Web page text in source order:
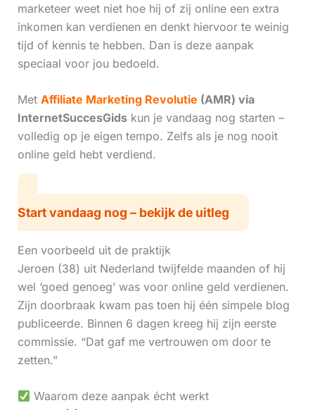
marketeer weet niet hoe hij of zij online een extra
inkomen kan verdienen en denkt hiervoor te weinig
tijd of kennis te hebben. Dan is deze aanpak
speciaal voor jou bedoeld.
Met Affiliate Marketing Revolutie (AMR) via
InternetSuccesGidskun je vandaag nog starten –
volledig op je eigen tempo. Zelfs als je nog nooit
online geld hebt verdiend.
Start vandaag nog – bekijk de uitleg
Een voorbeeld uit de praktijk
Jeroen (38) uit Nederland twijfelde maanden of hij
wel ‘goed genoeg’ was voor online geld verdienen.
Zijn doorbraak kwam pas toen hij één simpele blog
publiceerde. Binnen 6 dagen kreeg hij zijn eerste
commissie. “Dat gaf me vertrouwen om door te
zetten.”
Waarom deze aanpak écht werkt